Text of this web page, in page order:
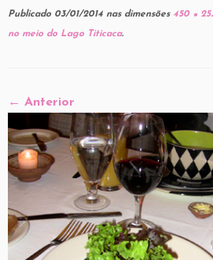
Publicado 03/01/2014 nas dimensões450 ×
no meio do Lago Titicaca.
← Anterior